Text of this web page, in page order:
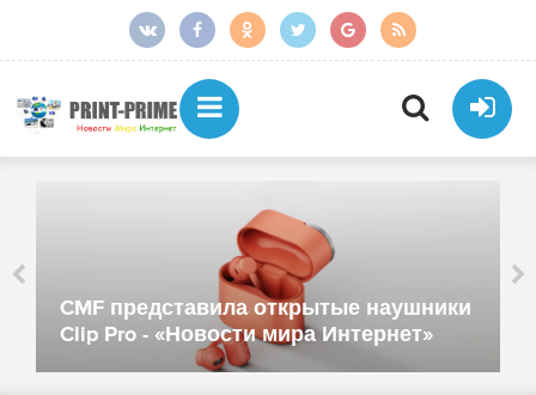
CMF представила открытые наушники
Clip Pro - «Новости мира Интернет»